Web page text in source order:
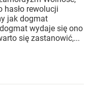
hasło rewolucji
jak dogmat
wydaje się ono
się zastanowić,...